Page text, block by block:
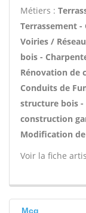
Métiers :
Terrassement -
Voiries /
bois -
Rénovation de
Conduits de
structure bois -
construction
Modification
Voir la fiche
Mcg